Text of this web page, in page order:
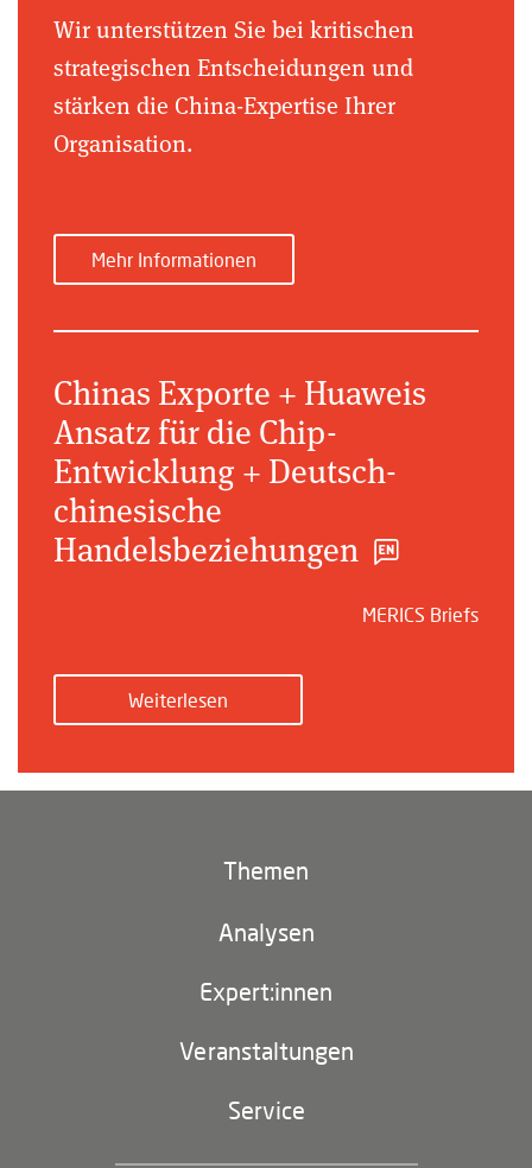
Wir unterstützen Sie bei kritischen
strategischen Entscheidungen und
stärken die China-Expertise Ihrer
Organisation.
Mehr Informationen
Chinas Exporte + Huaweis
Ansatz für die Chip-
Entwicklung + Deutsch-
chinesische
Handelsbeziehungen
MERICS Briefs
Weiterlesen
Themen
Klima und Umwelt
Digitales China
EU-China
navigation)
Analysen
Expert:innen
Veranstaltungen
Service